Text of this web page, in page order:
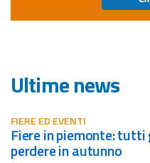
Ultime news
FIERE ED EVENTI
fiere in piemonte: tutti gli appuntamenti da non
perdere in autunno